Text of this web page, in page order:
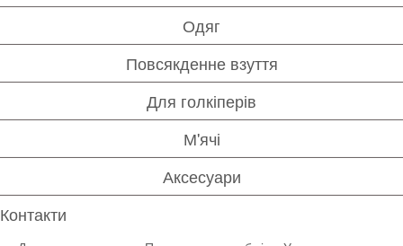
Одяг
Повсякденне взуття
Для голкіперів
М'ячі
Аксесуари
Контакти